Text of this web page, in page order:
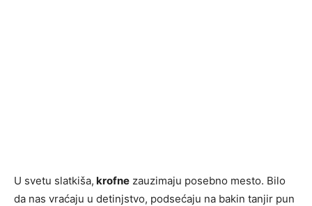
U svetu slatkiša, krofne zauzimaju posebno mesto. Bilo
da nas vraćaju u detinjstvo, podsećaju na bakin tanjir pun